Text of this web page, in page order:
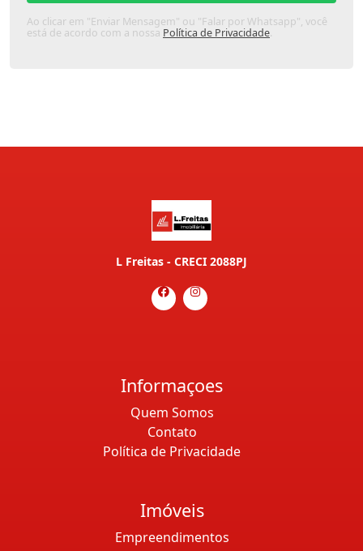
Ao clicar em "Enviar Mensagem" ou "Falar por Whatsapp", você
está de acordo com a nossa Política de Privacidade.
L Freitas - CRECI 2088PJ
Informaçoes
Quem Somos
Contato
Política de Privacidade
Imóveis
Empreendimentos